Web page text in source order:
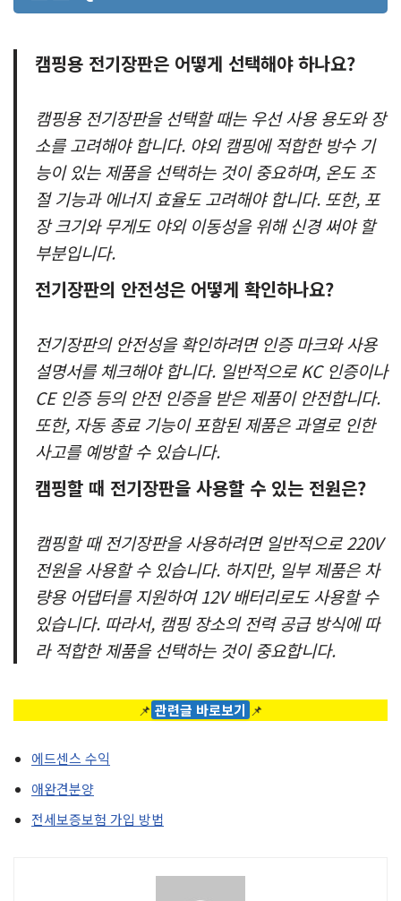
캠핑용 전기장판은 어떻게 선택해야 하나요?
캠핑용 전기장판을 선택할 때는 우선 사용 용도와 장
소를 고려해야 합니다. 야외 캠핑에 적합한 방수 기
능이 있는 제품을 선택하는 것이 중요하며, 온도 조
절 기능과 에너지 효율도 고려해야 합니다. 또한, 포
장 크기와 무게도 야외 이동성을 위해 신경 써야 할
부분입니다.
전기장판의 안전성은 어떻게 확인하나요?
전기장판의 안전성을 확인하려면 인증 마크와 사용
설명서를 체크해야 합니다. 일반적으로 KC 인증이나
CE 인증 등의 안전 인증을 받은 제품이 안전합니다.
또한, 자동 종료 기능이 포함된 제품은 과열로 인한
사고를 예방할 수 있습니다.
캠핑할 때 전기장판을 사용할 수 있는 전원은?
캠핑할 때 전기장판을 사용하려면 일반적으로 220V
전원을 사용할 수 있습니다. 하지만, 일부 제품은 차
량용 어댑터를 지원하여 12V 배터리로도 사용할 수
있습니다. 따라서, 캠핑 장소의 전력 공급 방식에 따
라 적합한 제품을 선택하는 것이 중요합니다.
📌 관련글 바로보기 📌
에드센스 수익
애완견분양
전세보증보험 가입 방법